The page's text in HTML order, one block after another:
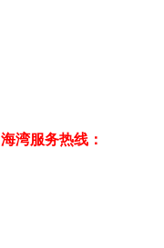
海湾服务热线：